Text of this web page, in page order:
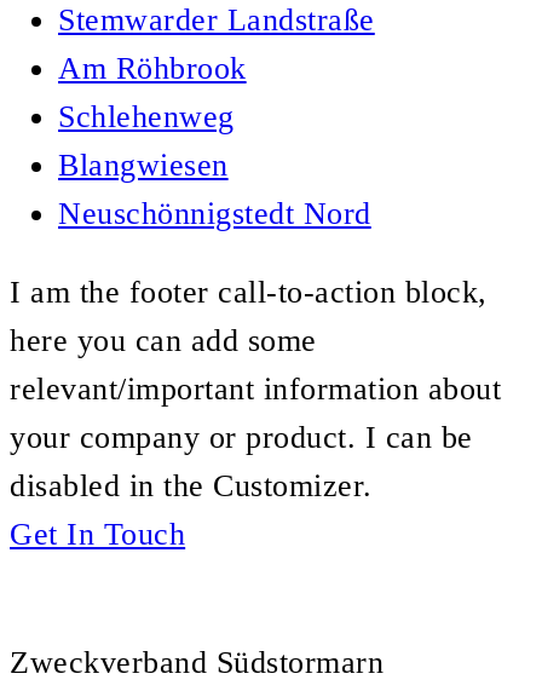
Stemwarder Landstraße
Am Röhbrook
Schlehenweg
Blangwiesen
Neuschönnigstedt Nord
I am the footer call-to-action block,
here you can add some
relevant/important information about
your company or product. I can be
disabled in the Customizer.
Get In Touch
Zweckverband Südstormarn